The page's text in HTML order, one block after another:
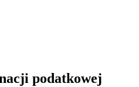
podatkowej